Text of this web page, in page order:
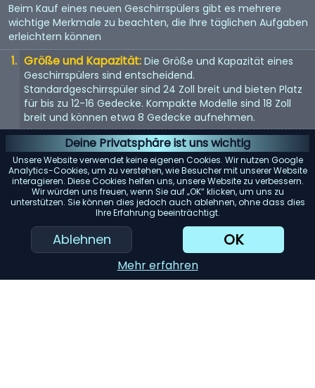
Deine Privatsphäre ist uns wichtig
Unsere Website verwendet keine eigenen Cookies. Wir nutzen Google
Analytics-Cookies, um zu verstehen, wie Besucher mit unserer Website
interagieren. Diese Cookies helfen uns, unsere Website zu verbessern.
Wir würden uns freuen, wenn Sie auf „OK“ klicken, um uns zu
unterstützen. Sie können dies jedoch auch ablehnen, ohne dass dies
Ihre Erfahrung beeinträchtigt.
Ablehnen OK
Mehr erfahren
Beim Kauf eines neuen Geschirrspülers gibt es mehrere
wichtige Merkmale zu beachten, die Ihre täglichen Aufgaben
erleichtern können
Größe und Kapazität: Die Größe und Kapazität eines
Geschirrspülers sind entscheidend.
Standardgeschirrspüler sind 24 Zoll breit und bieten Platz
für bis zu 12-16 Gedecke. Kompakte Modelle sind 18 Zoll
breit und können etwa 8 Gedecke aufnehmen.
Energieeffizienz: Achten Sie auf Geschirrspüler mit einer
Energy Star-Bewertung. Diese Modelle verbrauchen
weniger Wasser und Strom, was Ihnen langfristig Geld
spart.
Geräuschpegel: Geschirrspüler können laut sein. Wenn
Lärm ein Problem darstellt, suchen Sie nach Modellen mit
einem Dezibelwert von 45 oder darunter.
Reinigungsleistung:
Achten Sie auf Geschirrspüler mit
mehreren Spülzyklen und Optionen. Modelle mit einem